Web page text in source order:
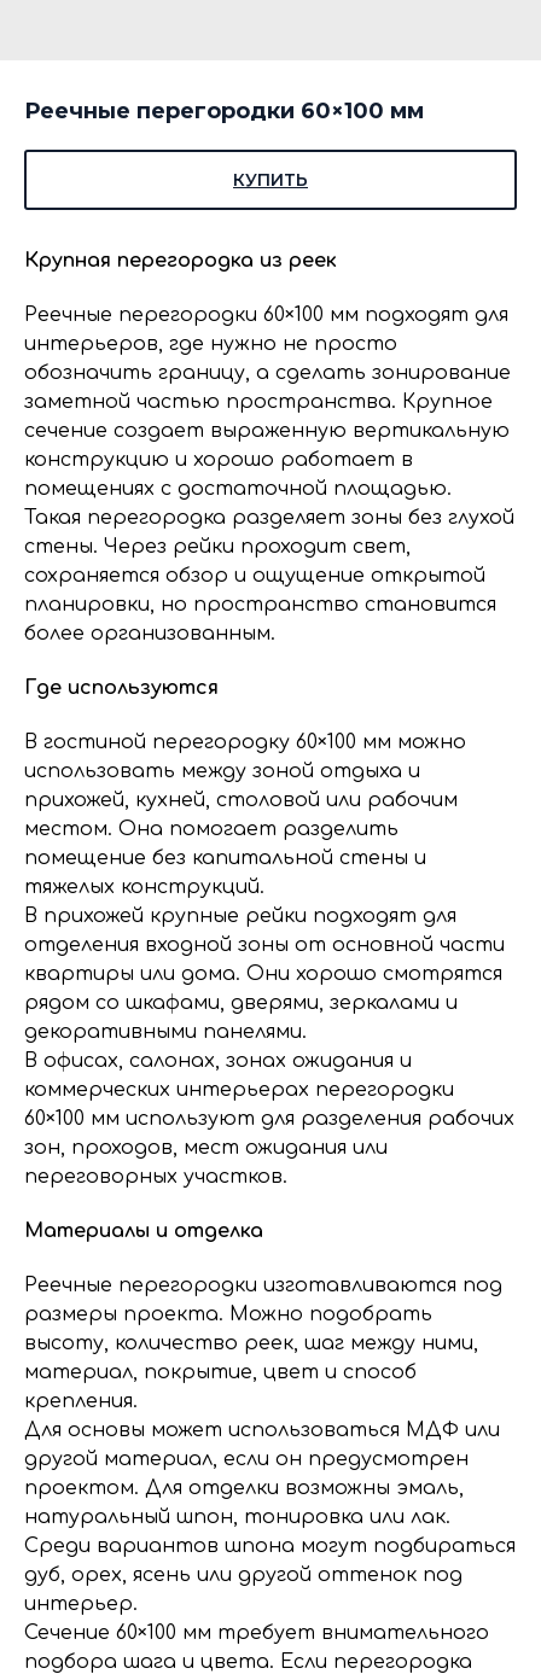
Реечные перегородки 60×100 мм
КУПИТЬ
Крупная перегородка из реек
Реечные перегородки 60×100 мм подходят для
интерьеров, где нужно не просто
обозначить границу, а сделать зонирование
заметной частью пространства. Крупное
сечение создает выраженную вертикальную
конструкцию и хорошо работает в
помещениях с достаточной площадью.
Такая перегородка разделяет зоны без глухой
стены. Через рейки проходит свет,
сохраняется обзор и ощущение открытой
планировки, но пространство становится
более организованным.
Где используются
В гостиной перегородку 60×100 мм можно
использовать между зоной отдыха и
прихожей, кухней, столовой или рабочим
местом. Она помогает разделить
помещение без капитальной стены и
тяжелых конструкций.
В прихожей крупные рейки подходят для
отделения входной зоны от основной части
квартиры или дома. Они хорошо смотрятся
рядом со шкафами, дверями, зеркалами и
декоративными панелями.
В офисах, салонах, зонах ожидания и
коммерческих интерьерах перегородки
60×100 мм используют для разделения рабочих
зон, проходов, мест ожидания или
переговорных участков.
Материалы и отделка
Реечные перегородки изготавливаются под
размеры проекта. Можно подобрать
высоту, количество реек, шаг между ними,
материал, покрытие, цвет и способ
крепления.
Для основы может использоваться МДФ или
другой материал, если он предусмотрен
проектом. Для отделки возможны эмаль,
натуральный шпон, тонировка или лак.
Среди вариантов шпона могут подбираться
дуб, орех, ясень или другой оттенок под
интерьер.
Сечение 60×100 мм требует внимательного
подбора шага и цвета. Если перегородка